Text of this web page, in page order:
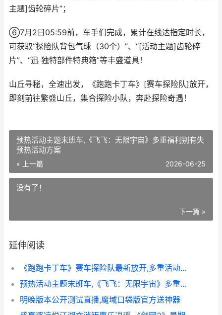
主题]齿轮碎片”；
⑥7月2日05:59前，车手们完成，累计在线达指定时长，
可获取“探险队背包气球（30个）”、“[活动主题]齿轮碎
片”、“迅 独特部件特典箱”等丰盛道具！
山丘寻秘，全速出发，《跑跑卡丁车》[赛车探险队]放开，
即刻前往繁盛山丘，集合探险小队，奔赴探险奇遇！
预热活动主题末班车,《飞飞：无限宇宙》多重福利别有失
预热活动方案
« 上一篇 2026-06-25
没有了！
下一篇 »
延伸阅读
《跑跑卡丁车》赛车探险队最新放开,多重活动主题同步开始 跑跑卡丁车手游官网
预热活动主题末班车,《飞飞：无限宇宙》多重福利别有失 预热活动方案
明晚版本公开测试直播,魔域口袋版官方送神器